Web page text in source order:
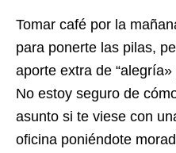
Tomar café por la
para ponerte las pilas,
aporte extra de
No estoy seguro de
asunto si te viese con
oficina poniéndote